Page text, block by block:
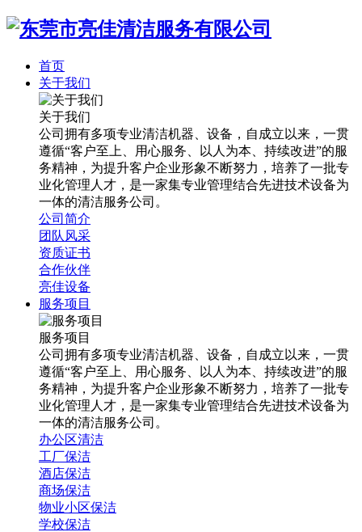
首页
关于我们
关于我们
公司拥有多项专业清洁机器、设备，自成立以来，一贯
遵循“客户至上、用心服务、以人为本、持续改进”的服
务精神，为提升客户企业形象不断努力，培养了一批专
业化管理人才，是一家集专业管理结合先进技术设备为
一体的清洁服务公司。
公司简介
团队风采
资质证书
合作伙伴
亮佳设备
服务项目
服务项目
公司拥有多项专业清洁机器、设备，自成立以来，一贯
遵循“客户至上、用心服务、以人为本、持续改进”的服
务精神，为提升客户企业形象不断努力，培养了一批专
业化管理人才，是一家集专业管理结合先进技术设备为
一体的清洁服务公司。
办公区清洁
工厂保洁
酒店保洁
商场保洁
物业小区保洁
学校保洁